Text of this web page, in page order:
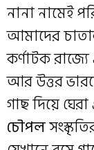
নানা নামেই
আমাদের
কর্ণাটক
আর উত্তর
গাছ দিয়ে
চৌপল